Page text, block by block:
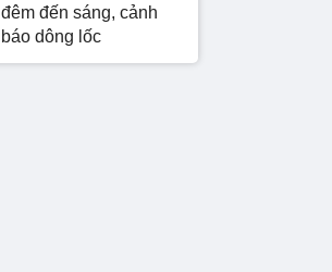
đêm đến sáng, cảnh
báo dông lốc